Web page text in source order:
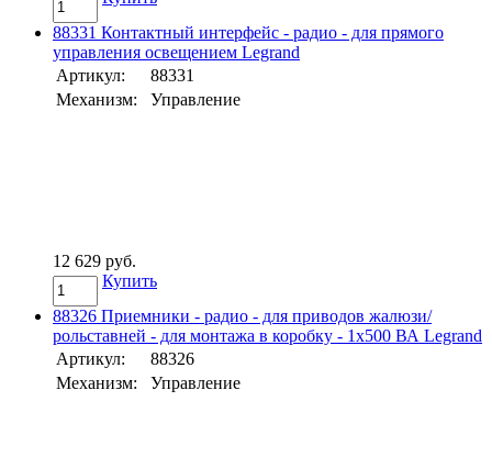
88331 Контактный интерфейс - радио - для прямого
управления освещением Legrand
Артикул:
88331
Механизм:
Управление
12 629 руб.
Купить
88326 Приемники - радио - для приводов жалюзи/
рольставней - для монтажа в коробку - 1х500 ВА Legrand
Артикул:
88326
Механизм:
Управление